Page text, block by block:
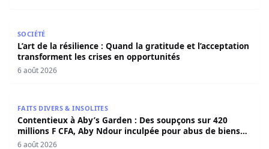
SOCIÉTÉ
L’art de la résilience : Quand la gratitude et l’acceptation
transforment les crises en opportunités
6 août 2026
FAITS DIVERS & INSOLITES
Contentieux à Aby’s Garden : Des soupçons sur 420
millions F CFA, Aby Ndour inculpée pour abus de biens
sociaux
6 août 2026